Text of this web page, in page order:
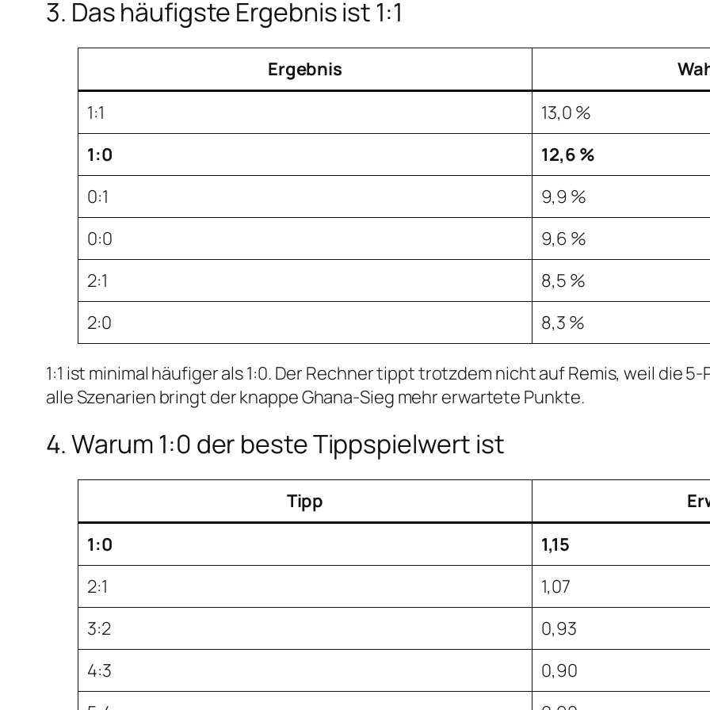
3. Das häufigste Ergebnis ist 1:1
Ergebnis
1:1
13,0 %
1:0
12,6 %
0:1
9,9 %
0:0
9,6 %
2:1
8,5 %
2:0
8,3 %
1:1 ist minimal häufiger als 1:0. Der Rechner tippt trotzdem nicht auf Remis, weil die
alle Szenarien bringt der knappe Ghana-Sieg mehr erwartete Punkte.
4. Warum 1:0 der beste Tippspielwert ist
Tipp
1:0
1,15
2:1
1,07
3:2
0,93
4:3
0,90